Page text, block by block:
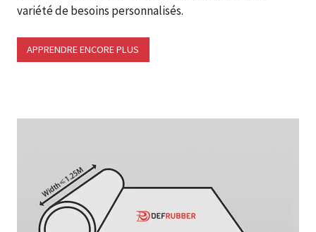
variété de besoins personnalisés.
APPRENDRE ENCORE PLUS